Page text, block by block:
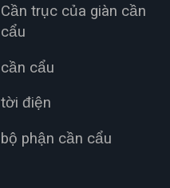
Cần trục của giàn cần
cẩu
cần cẩu
tời điện
bộ phận cần cẩu